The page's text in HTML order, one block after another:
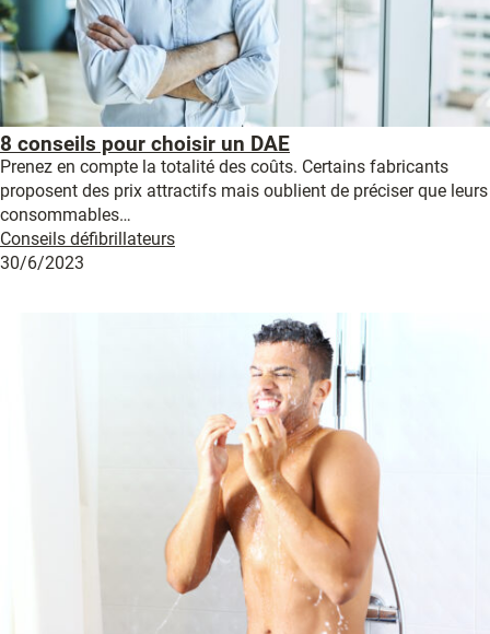
8 conseils pour choisir un DAE
Prenez en compte la totalité des coûts. Certains fabricants
proposent des prix attractifs mais oublient de préciser que leurs
consommables…
Conseils défibrillateurs
30/6/2023